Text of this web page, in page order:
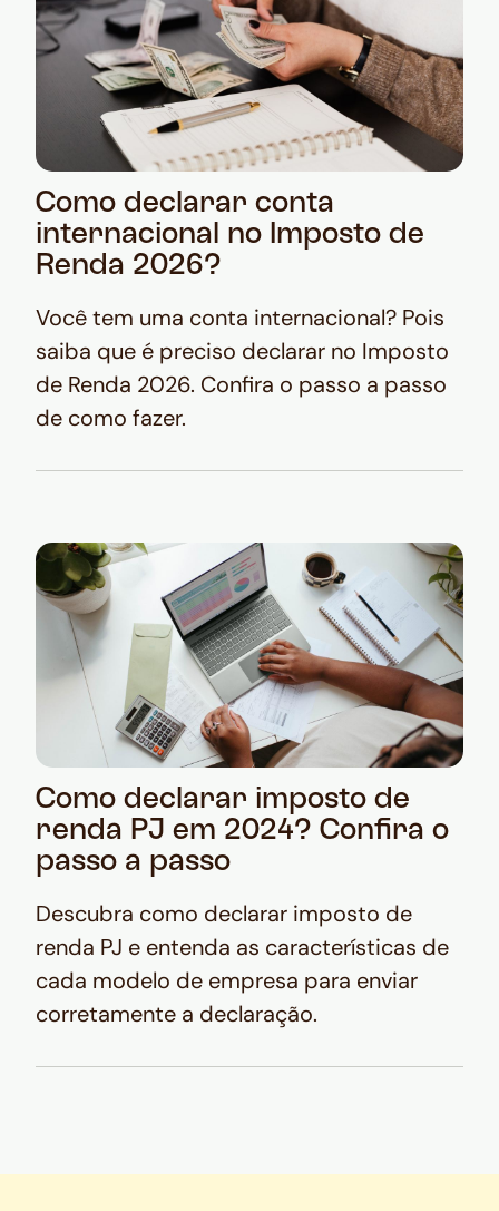
Como declarar conta
internacional no Imposto de
Renda 2026?
Você tem uma conta internacional? Pois
saiba que é preciso declarar no Imposto
de Renda 2026. Confira o passo a passo
de como fazer.
Como declarar imposto de
renda PJ em 2024? Confira o
passo a passo
Descubra como declarar imposto de
renda PJ e entenda as características de
cada modelo de empresa para enviar
corretamente a declaração.